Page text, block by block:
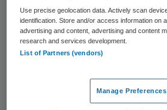
zorgaanbieders die doen.
Green Deal wordt ook
investeringen in vastgoed
nog geen oplossing
Klimaatfonds is 2,5 miljard
Use precise geolocation data. Actively scan
identification. Store and/or access information on
advertising and content, advertising and content
research and services development.
List of Partners (vendors)
Manage Preferences